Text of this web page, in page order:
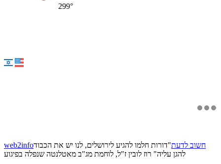
299°
web2info חשוב לדעת"דורות חלמו להגיע לירושלים, לנו יש את הכבוד
להגן עליה" רוז לובין ז"ל, לוחמת מג"ב מאטלנטה שנפלה בפיגוע